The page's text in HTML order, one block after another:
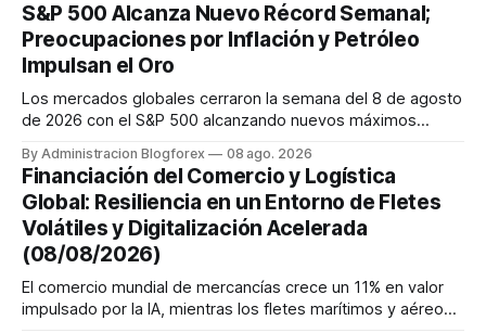
S&P 500 Alcanza Nuevo Récord Semanal;
Preocupaciones por Inflación y Petróleo
Impulsan el Oro
Los mercados globales cerraron la semana del 8 de agosto
de 2026 con el S&P 500 alcanzando nuevos máximos
renta fija vio una caída en los rendimientos del Tesoro de
EE. UU. tras un informe de empleo más débil. El petróleo se
mantuvo al ...
By Administracion Blogforex 08 ago. 2026
Financiación del Comercio y Logística
Global: Resiliencia en un Entorno de Fletes
Volátiles y Digitalización Acelerada
(08/08/2026)
El comercio mundial de mercancías crece un 11% en valor
impulsado por la IA, mientras los fletes marítimos y aéreos